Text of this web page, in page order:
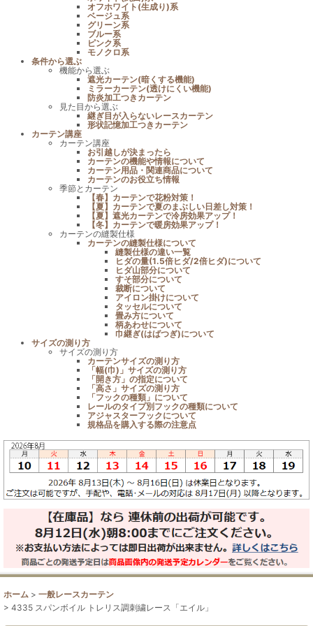
オフホワイト(生成り)系
ベージュ系
グリーン系
ブルー系
ピンク系
モノクロ系
条件から選ぶ
機能から選ぶ
遮光カーテン(暗くする機能)
ミラーカーテン(透けにくい機能)
防炎加工つきカーテン
見た目から選ぶ
継ぎ目が入らないレースカーテン
形状記憶加工つきカーテン
カーテン講座
カーテン講座
お引越しが決まったら
カーテンの機能や情報について
カーテン用品・関連商品について
カーテンのお役立ち情報
季節とカーテン
【春】カーテンで花粉対策！
【夏】カーテンで夏のまぶしい日差し対策！
【夏】遮光カーテンで冷房効果アップ！
【冬】カーテンで暖房効果アップ！
カーテンの縫製仕様
カーテンの縫製仕様について
縫製仕様の違い一覧
ヒダの量(1.5倍ヒダ/2倍ヒダ)について
ヒダ山部分について
すそ部分について
裁断について
アイロン掛けについて
タッセルについて
畳み方について
柄あわせについて
巾継ぎ(はばつぎ)について
サイズの測り方
サイズの測り方
カーテンサイズの測り方
「幅(巾)」サイズの測り方
「開き方」の指定について
「高さ」サイズの測り方
「フックの種類」について
レールのタイプ別フックの種類について
アジャスターフックについて
規格品を購入する際の注意点
ホーム > 一般レースカーテン
> 4335 スパンボイル トレリス調刺繍レース「エイル」